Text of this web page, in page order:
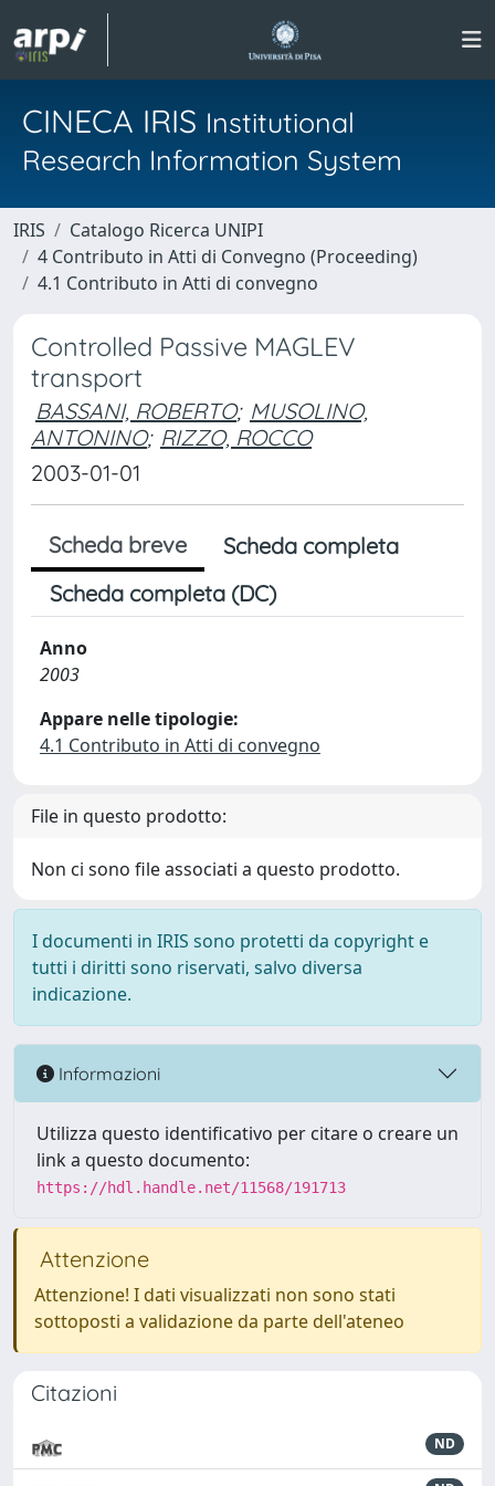
CINECA IRIS Institutional
Research Information System
IRIS
Catalogo Ricerca UNIPI
4 Contributo in Atti di Convegno (Proceeding)
4.1 Contributo in Atti di convegno
Controlled Passive MAGLEV
transport
BASSANI, ROBERTO; MUSOLINO,
ANTONINO; RIZZO, ROCCO
2003-01-01
Scheda breve
Scheda completa
Scheda completa (DC)
Anno
2003
Appare nelle tipologie:
4.1 Contributo in Atti di convegno
File in questo prodotto:
Non ci sono file associati a questo prodotto.
I documenti in IRIS sono protetti da copyright e
tutti i diritti sono riservati, salvo diversa
indicazione.
Informazioni
Utilizza questo identificativo per citare o creare un
link a questo documento:
https://hdl.handle.net/11568/191713
Attenzione
Attenzione! I dati visualizzati non sono stati
sottoposti a validazione da parte dell'ateneo
Citazioni
ND